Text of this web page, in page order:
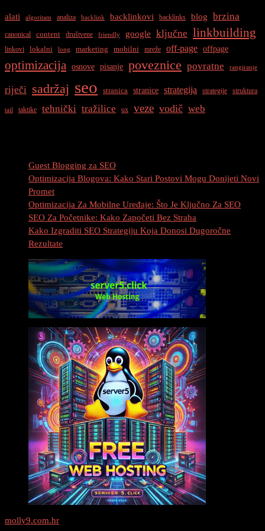
Building)
u
SEO-
u
alati algoritam analiza backlink backlinkovi backlinks blog brzina
canonical content društvene friendly google ključne linkbuilding
linkovi lokalni long marketing mobilni mreže off-page offpage
optimizacija osnove pisanje poveznice povratne rangiranje
riječi sadržaj seo stranica stranice strategija strategije struktura
tail taktike tehnički tražilice ux veze vodič web
Guest Blogging za SEO
Optimizacija Blogova: Kako Stari Postovi Mogu Donijeti Novi
Promet
Optimizacija Za Mobilne Uređaje: Što Je Ključno Za SEO
SEO Za Početnike: Kako Započeti Bez Straha
Kako Izgraditi SEO Strategiju Koja Donosi Dugoročne
Rezultate
molly9.com.hr